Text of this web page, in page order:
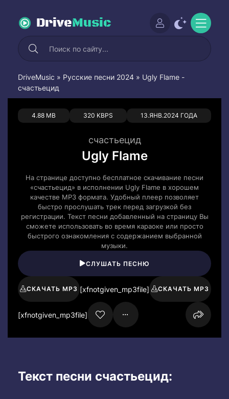
DriveMusic
DriveMusic » Русские песни 2024 » Ugly Flame -
счастьецид
4.88 MB 320 KBPS 13.ЯНВ.2024 ГОДА
0 0
счастьецид
Ugly Flame
На странице доступно бесплатное скачивание песни
«счастьецид» в исполнении Ugly Flame в хорошем
качестве MP3 формата. Удобный плеер позволяет
быстро прослушать трек перед загрузкой без
регистрации. Текст песни добавленный на страницу Вы
сможете использовать во время караоке или просто
быстрого ознакомления с содержанием выбранной
музыки.
СЛУШАТЬ ПЕСНЮ
СКАЧАТЬ MP3 [xfnotgiven_mp3file] СКАЧАТЬ MP3
[xfnotgiven_mp3file]
Текст песни счастьецид: